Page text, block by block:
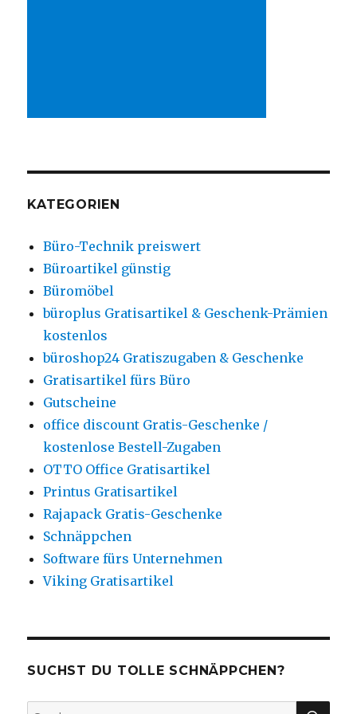
KATEGORIEN
Büro-Technik preiswert
Büroartikel günstig
Büromöbel
büroplus Gratisartikel & Geschenk-Prämien
kostenlos
büroshop24 Gratiszugaben & Geschenke
Gratisartikel fürs Büro
Gutscheine
office discount Gratis-Geschenke /
kostenlose Bestell-Zugaben
OTTO Office Gratisartikel
Printus Gratisartikel
Rajapack Gratis-Geschenke
Schnäppchen
Software fürs Unternehmen
Viking Gratisartikel
SUCHST DU TOLLE SCHNÄPPCHEN?